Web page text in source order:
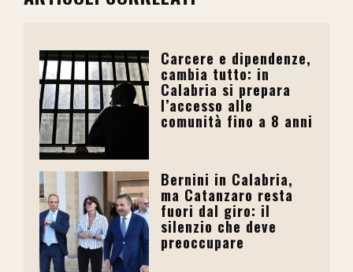
Carcere e dipendenze,
cambia tutto: in
Calabria si prepara
l’accesso alle
comunità fino a 8 anni
Bernini in Calabria,
ma Catanzaro resta
fuori dal giro: il
silenzio che deve
preoccupare